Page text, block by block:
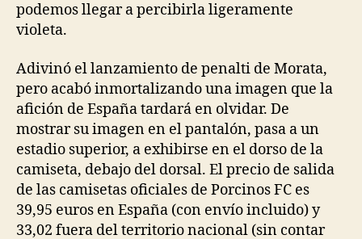
podemos llegar a percibirla ligeramente
violeta.
Adivinó el lanzamiento de penalti de Morata,
pero acabó inmortalizando una imagen que la
afición de España tardará en olvidar. De
mostrar su imagen en el pantalón, pasa a un
estadio superior, a exhibirse en el dorso de la
camiseta, debajo del dorsal. El precio de salida
de las camisetas oficiales de Porcinos FC es
39,95 euros en España (con envío incluido) y
33,02 fuera del territorio nacional (sin contar